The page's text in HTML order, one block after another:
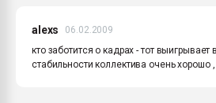
alexs
06.02.2009
кто заботится о кадрах - тот выигрывает
стабильности коллектива очень хорошо